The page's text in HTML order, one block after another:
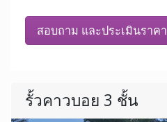
สอบถาม และประเมินราคา
รั้วคาวบอย 3 ชั้น